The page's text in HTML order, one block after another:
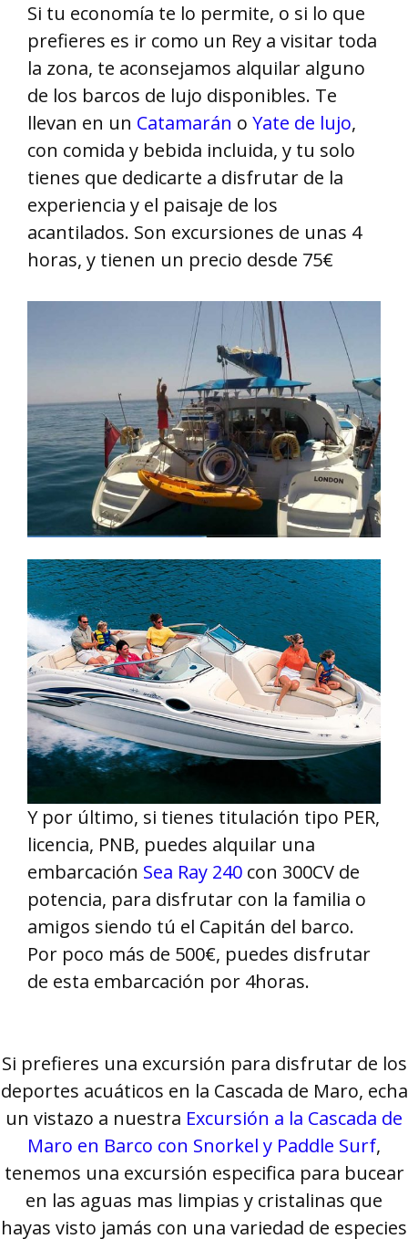
Si tu economía te lo permite, o si lo que
prefieres es ir como un Rey a visitar toda
la zona, te aconsejamos alquilar alguno
de los barcos de lujo disponibles. Te
llevan en un Catamarán o Yate de lujo,
con comida y bebida incluida, y tu solo
tienes que dedicarte a disfrutar de la
experiencia y el paisaje de los
acantilados. Son excursiones de unas 4
horas, y tienen un precio desde 75€
Y por último, si tienes titulación tipo PER,
licencia, PNB, puedes alquilar una
embarcación Sea Ray 240 con 300CV de
potencia, para disfrutar con la familia o
amigos siendo tú el Capitán del barco.
Por poco más de 500€, puedes disfrutar
de esta embarcación por 4horas.
Si prefieres una excursión para disfrutar de los
deportes acuáticos en la Cascada de Maro, echa
un vistazo a nuestra Excursión a la Cascada de
Maro en Barco con Snorkel y Paddle Surf,
tenemos una excursión especifica para bucear
en las aguas mas limpias y cristalinas que
hayas visto jamás con una variedad de especies